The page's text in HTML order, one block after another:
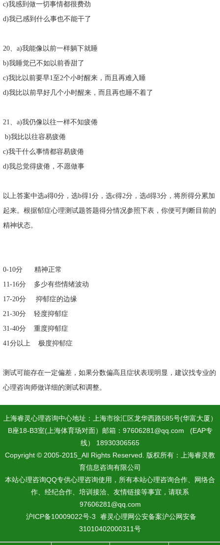
c)我感到做一切事情都很费劲
d)我已感到什么事也不能干了
20、a)我能像以前一样躺下就睡
b)我睡觉已不如以前香甜了
c)我比以前要早1至2个小时醒来，而且再难入睡
d)我比以前早好几个小时醒来，而且再也睡不着了
21、a)我仍像以往一样不知疲倦
b)我比以往容易疲倦
c)我干什么事情都容易疲倦
d)我总觉得疲倦，不愿做事
以上答案中选a得0分，选b得1分，选c得2分，选d得3分，将所得分累加
起来。根据郁症心理测试题答题得分情况参照下表，你便可判断目前的
精神状态。
0-10分 精神正常
11-16分 多少有些情绪波动
17-20分 抑郁症的边缘
21-30分 轻度抑郁症
31-40分 重度抑郁症
41分以上 极度抑郁症
测试可能存在一定偏差，如果分数偏高且症状表现明显，建议找专业的
心理咨询师做详细的测试和调整。
上海睿灵心理咨询中心地址：上海市徐汇区龙华西路585号(华富大厦）
B座18-B3室(上海体育场对面）邮箱：97606281@qq.com (EAP专
线） 18930306565
Copyright © 2005-2015_All Rights Reserved. 版权所有：上海睿灵教
育信息咨询有限公司
本站心理咨询QQ专供心理咨询使用，所有本站心理咨询合作、网络合
作、经纪合作、培训接洽、友情链接等事宜，请联系
97606281@qq.com
沪ICP备10009022号-3
睿灵心理网公安备案沪公网安备
31010402000311号